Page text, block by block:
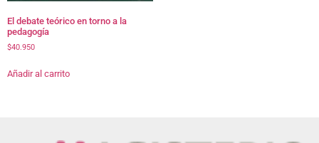
El debate teórico en torno a la
pedagogía
$40.950
Añadir al carrito